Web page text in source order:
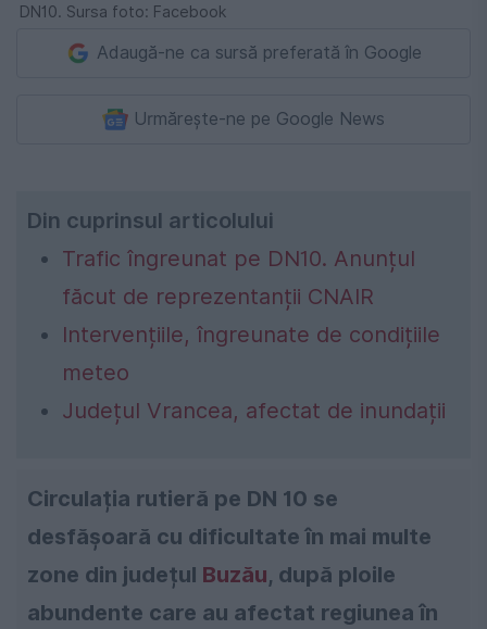
DN10. Sursa foto: Facebook
Adaugă-ne ca sursă preferată în Google
Urmărește-ne pe Google News
Din cuprinsul articolului
Trafic îngreunat pe DN10. Anunțul
făcut de reprezentanții CNAIR
Intervențiile, îngreunate de condițiile
meteo
Județul Vrancea, afectat de inundații
Circulația rutieră pe DN 10 se
desfășoară cu dificultate în mai multe
zone din județul Buzău, după ploile
abundente care au afectat regiunea în